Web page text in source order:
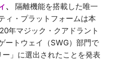
、 隔離機能を搭載した唯一
ィ・プラットフォームは本
年マジック・クアドラント
ートウェイ（SWG）部門で
」に選出されたことを発表